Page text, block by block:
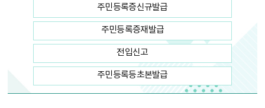
주민등록증신규발급
주민등록증재발급
전입신고
주민등록등초본발급